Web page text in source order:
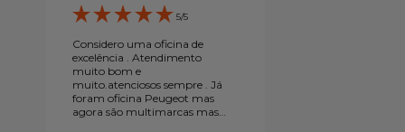
5/5
Considero uma oficina de
excelência . Atendimento
muito bom e
muito.atenciosos sempre . Já
foram oficina Peugeot mas
agora são multimarcas mas